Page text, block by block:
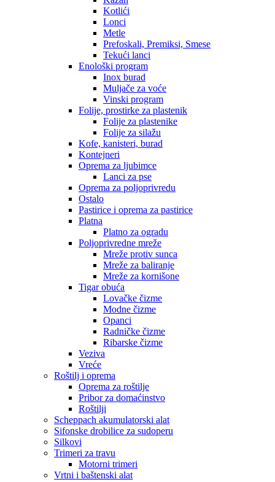
Kotlići
Lonci
Metle
Prefoskali, Premiksi, Smese
Tekući lanci
Enološki program
Inox burad
Muljače za voće
Vinski program
Folije, prostirke za plastenik
Folije za plastenike
Folije za silažu
Kofe, kanisteri, burad
Kontejneri
Oprema za ljubimce
Lanci za pse
Oprema za poljoprivredu
Ostalo
Pastirice i oprema za pastirice
Platna
Platno za ogradu
Poljoprivredne mreže
Mreže protiv sunca
Mreže za baliranje
Mreže za kornišone
Tigar obuća
Lovačke čizme
Modne čizme
Opanci
Radničke čizme
Ribarske čizme
Veziva
Vreće
Roštilj i oprema
Oprema za roštilje
Pribor za domaćinstvo
Roštilji
Scheppach akumulatorski alat
Sifonske drobilice za sudoperu
Silkovi
Trimeri za travu
Motorni trimeri
Vrtni i baštenski alat